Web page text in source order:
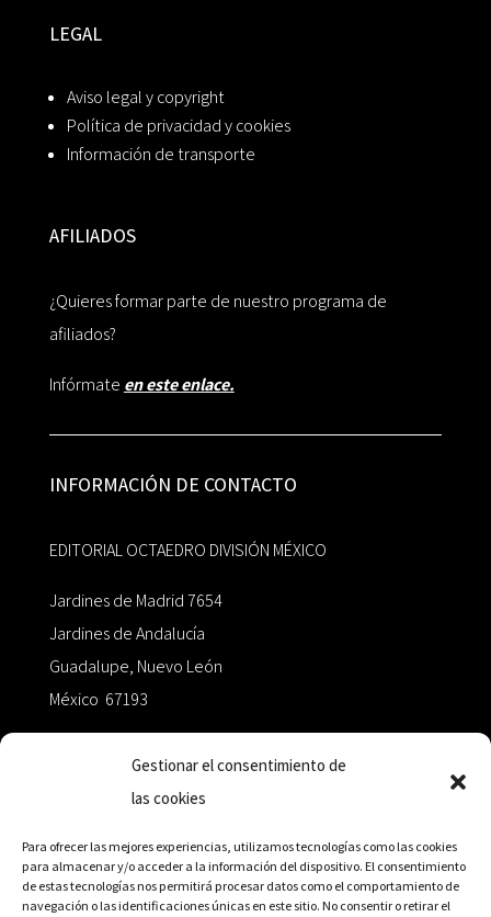
Gestionar el consentimiento de
las cookies
Para ofrecer las mejores experiencias, utilizamos tecnologías como las cookies
para almacenar y/o acceder a la información del dispositivo. El consentimiento
de estas tecnologías nos permitirá procesar datos como el comportamiento de
navegación o las identificaciones únicas en este sitio. No consentir o retirar el
LEGAL
Aviso legal y copyright
Política de privacidad y cookies
Información de transporte
AFILIADOS
¿Quieres formar parte de nuestro programa de
afiliados?
Infórmate en este enlace.
INFORMACIÓN DE CONTACTO
EDITORIAL OCTAEDRO DIVISIÓN MÉXICO
Jardines de Madrid 7654
Jardines de Andalucía
Guadalupe, Nuevo León
México 67193
+52 811.499.5638
RED DE DISTRIBUCIÓN